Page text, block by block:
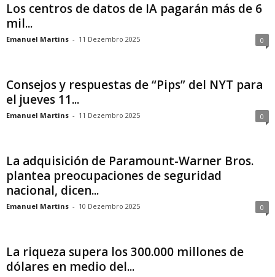
Los centros de datos de IA pagarán más de 6
mil...
Emanuel Martins - 11 Dezembro 2025 0
Consejos y respuestas de “Pips” del NYT para
el jueves 11...
Emanuel Martins - 11 Dezembro 2025 0
La adquisición de Paramount-Warner Bros.
plantea preocupaciones de seguridad
nacional, dicen...
Emanuel Martins - 10 Dezembro 2025 0
La riqueza supera los 300.000 millones de
dólares en medio del...